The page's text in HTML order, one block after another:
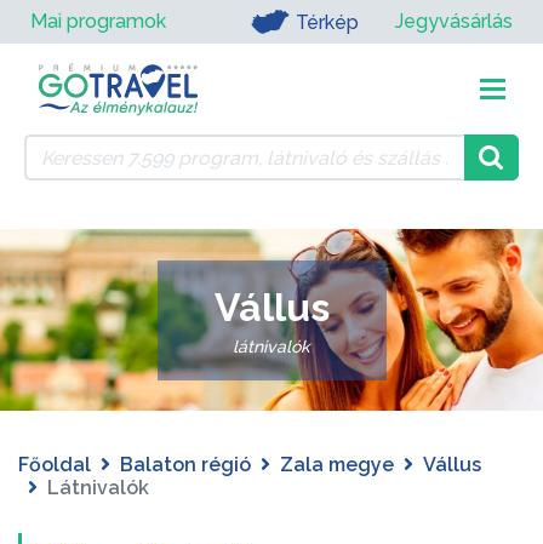
Mai programok Térkép Jegyvásárlás
Vállus
látnivalók
Főoldal Balaton régió Zala megye
Vállus
Látnivalók